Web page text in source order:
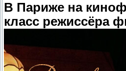
В Париже на
класс режиссёра